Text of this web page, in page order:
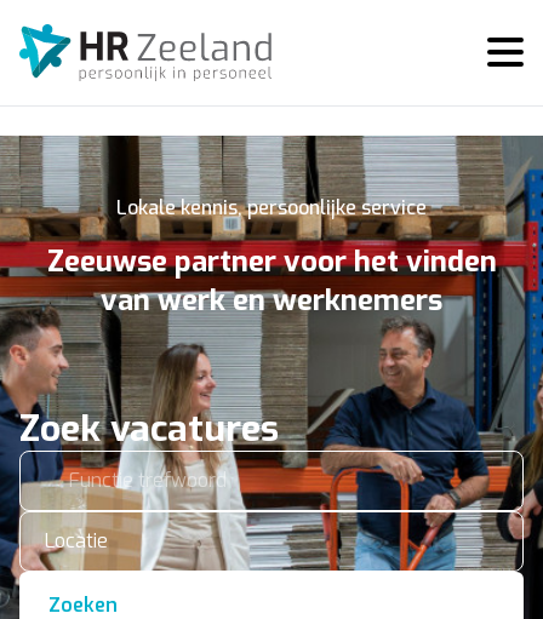
Lokale kennis, persoonlijke service
Zeeuwse partner voor het vinden
van werk en werknemers
Zoek vacatures
Locatie
Zoeken